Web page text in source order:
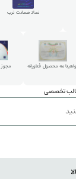
نماد ضمانت ترب
محصول فناورانه مجوز
تخصصی